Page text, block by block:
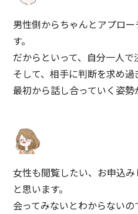
男性側からちゃんとアプロ
す。
だからといって、自分一人で
そして、相手に判断を求め過
最初から話し合っていく姿勢
女性も閲覧したい、お申込
と思います。
会ってみないとわからない